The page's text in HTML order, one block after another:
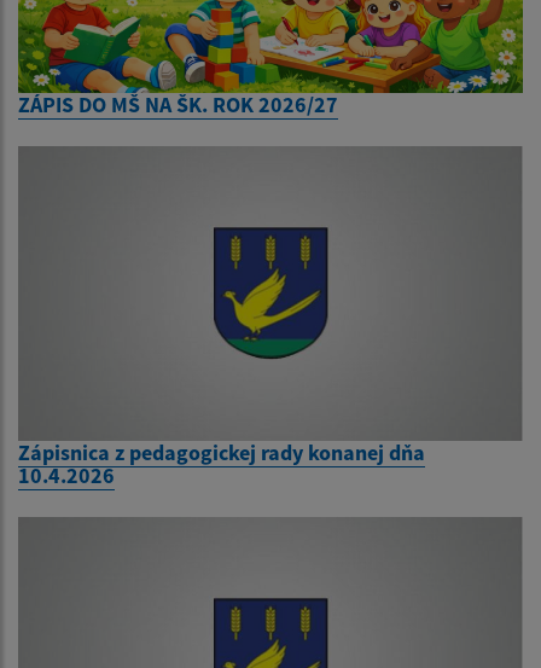
ZÁPIS DO MŠ NA ŠK. ROK 2026/27
Zápisnica z pedagogickej rady konanej dňa
10.4.2026